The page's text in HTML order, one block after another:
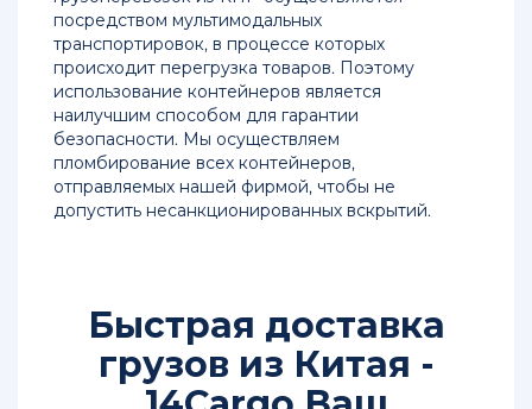
в
Россию
Доставка
сборных
грузов
из
Китая
Китая
посредством мультимодальных
транспортировок, в процессе которых
происходит перегрузка товаров. Поэтому
использование контейнеров является
наилучшим способом для гарантии
безопасности. Мы осуществляем
пломбирование всех контейнеров,
отправляемых нашей фирмой, чтобы не
допустить несанкционированных вскрытий.
Быстрая доставка
грузов из Китая -